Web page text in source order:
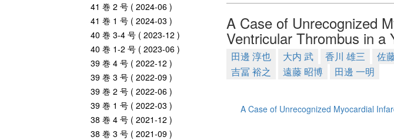
41 巻 2 号 ( 2024-06 )
41 巻 1 号 ( 2024-03 )
40 巻 3-4 号 ( 2023-12 )
40 巻 1-2 号 ( 2023-06 )
39 巻 4 号 ( 2022-12 )
39 巻 3 号 ( 2022-09 )
39 巻 2 号 ( 2022-06 )
39 巻 1 号 ( 2022-03 )
38 巻 4 号 ( 2021-12 )
38 巻 3 号 ( 2021-09 )
A Case of Unrecognized
Ventricular Thrombus in a
田邊 淳也 大内 武 香川 雄三 佐
吉冨 裕之
遠藤 昭博 田邊 一明
A Case of Unrecognized Myocardial